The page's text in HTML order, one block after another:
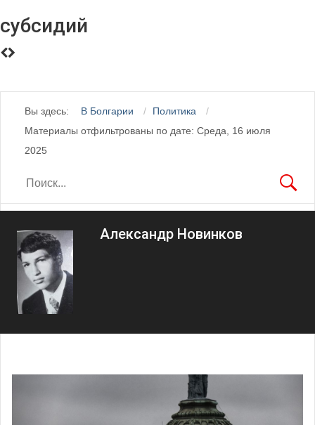
субсидий
Вы здесь: В Болгарии
Политика
Материалы отфильтрованы по дате: Среда, 16 июля
2025
Александр Новинков